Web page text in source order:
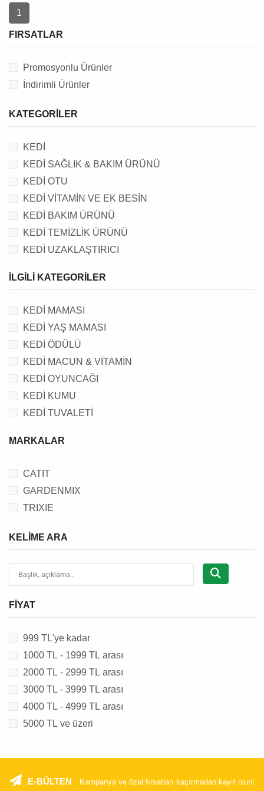
1
FIRSATLAR
Promosyonlu Ürünler
İndirimli Ürünler
KATEGORILER
KEDİ
KEDİ SAĞLIK & BAKIM ÜRÜNÜ
KEDİ OTU
KEDİ VİTAMİN VE EK BESİN
KEDİ BAKIM ÜRÜNÜ
KEDİ TEMİZLİK ÜRÜNÜ
KEDİ UZAKLAŞTIRICI
İLGILI KATEGORILER
KEDİ MAMASI
KEDİ YAŞ MAMASI
KEDİ ÖDÜLÜ
KEDİ MACUN & VİTAMİN
KEDİ OYUNCAĞI
KEDİ KUMU
KEDİ TUVALETİ
KEDİ TASMA, KAYIŞ & AKSESUARI
MARKALAR
CATIT
GARDENMIX
TRIXIE
KELIME ARA
FIYAT
999 TL'ye kadar
1000 TL - 1999 TL arası
2000 TL - 2999 TL arası
3000 TL - 3999 TL arası
4000 TL - 4999 TL arası
5000 TL ve üzeri
E-BÜLTEN Kampanya ve özel fırsatları kaçırmadan kayıt olun!